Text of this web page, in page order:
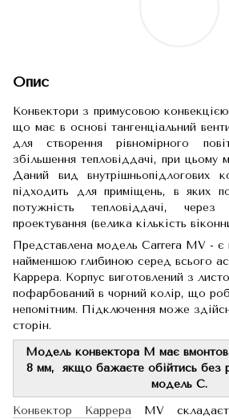
Опис
Конвектори з примусовою
що має в основі тангенціальний
для створення рівномірного
збільшення тепловіддачі, при цьому
Даний вид внутрішньопідлогових
підходить для приміщень, в яких
потужність тепловіддачі, через
проектування (велика кількість
Представлена модель Carrera МV - є
найменшою глибиною серед всього
Каррера. Корпус виготовлений з
пофарбований в чорний колір, що
непомітним. Підключення може
сторін.
Модель конвектора M має
8 мм,
якщо бажаєте обійтись без
модель С.
Конвектор Каррера МV